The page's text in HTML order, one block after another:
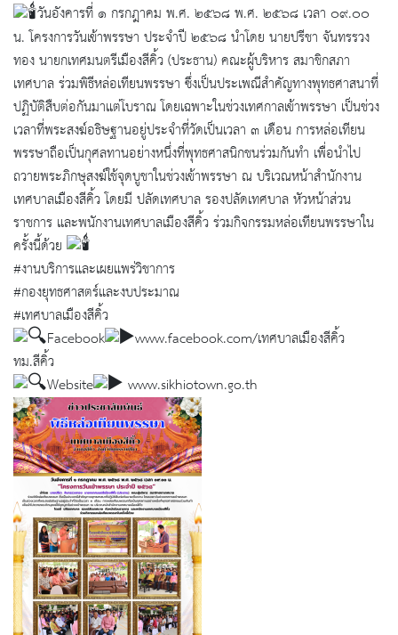
วันอังคารที่ ๑ กรกฎาคม พ.ศ. ๒๕๖๘ พ.ศ. ๒๕๖๘ เวลา ๐๙.๐๐
น. โครงการวันเข้าพรรษา ประจำปี ๒๕๖๘ นำโดย นายปรีชา จันทรรวง
ทอง นายกเทศมนตรีเมืองสีคิ้ว (ประธาน) คณะผู้บริหาร สมาชิกสภา
เทศบาล ร่วมพิธีหล่อเทียนพรรษา ซึ่งเป็นประเพณีสำคัญทางพุทธศาสนาที่
ปฏิบัติสืบต่อกันมาแต่โบราณ โดยเฉพาะในช่วงเทศกาลเข้าพรรษา เป็นช่วง
เวลาที่พระสงฆ์อธิษฐานอยู่ประจำที่วัดเป็นเวลา ๓ เดือน การหล่อเทียน
พรรษาถือเป็นกุศลทานอย่างหนึ่งที่พุทธศาสนิกชนร่วมกันทำ เพื่อนำไป
ถวายพระภิกษุสงฆ์ใช้จุดบูชาในช่วงเข้าพรรษา ณ บริเวณหน้าสำนักงาน
เทศบาลเมืองสีคิ้ว โดยมี ปลัดเทศบาล รองปลัดเทศบาล หัวหน้าส่วน
ราชการ และพนักงานเทศบาลเมืองสีคิ้ว ร่วมกิจกรรมหล่อเทียนพรรษาใน
ครั้งนี้ด้วย
#งานบริการและเผยแพร่วิชาการ
#กองยุทธศาสตร์และงบประมาณ
#เทศบาลเมืองสีคิ้ว
Facebook
www.facebook.com/เทศบาลเมืองสีคิ้ว
ทม.สีคิ้ว
Website
www.sikhiotown.go.th